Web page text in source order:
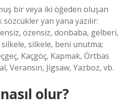
bir veya iki öğeden oluşan
sözcükler yan yana yazılır:
özensiz, donbaba, gelberi,
silkele, beni unutma;
Kaçgöç, Kapmak, Örtbas
Veransın, Jigsaw, Yazboz, vb.
olur?